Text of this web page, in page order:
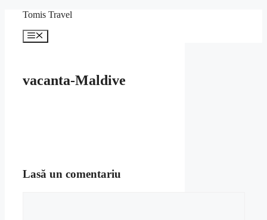
conținut
Tomis Travel
Meniu
vacanta-Maldive
Lasă un comentariu